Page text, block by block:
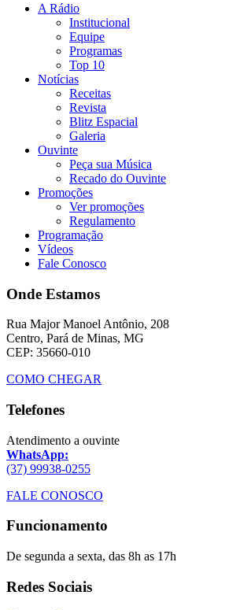
A Rádio
Institucional
Equipe
Programas
Top 10
Notícias
Receitas
Revista
Blitz Espacial
Galeria
Ouvinte
Peça sua Música
Recado do Ouvinte
Promoções
Ver promoções
Regulamento
Programação
Vídeos
Fale Conosco
Onde Estamos
Rua Major Manoel Antônio, 208
Centro, Pará de Minas, MG
CEP: 35660-010
COMO CHEGAR
Telefones
Atendimento a ouvinte
WhatsApp:
(37) 99938-0255
FALE CONOSCO
Funcionamento
De segunda a sexta, das 8h as 17h
Redes Sociais